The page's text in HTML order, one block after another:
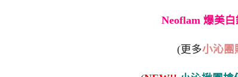
Neoflam 爆美
(更多小沁團